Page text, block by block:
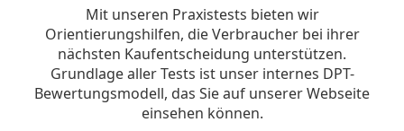
Mit unseren Praxistests bieten wir
Orientierungshilfen, die Verbraucher bei ihrer
nächsten Kaufentscheidung unterstützen.
Grundlage aller Tests ist unser internes DPT-
Bewertungsmodell, das Sie auf unserer Webseite
einsehen können.